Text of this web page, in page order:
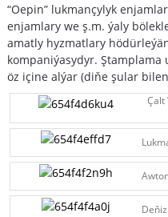
“Oepin” lukmançylyk
enjamlary we ş.m. ýaly
amatly hyzmatlary
kompaniýasydyr.
öz içine alýar (diňe şular
Çalt